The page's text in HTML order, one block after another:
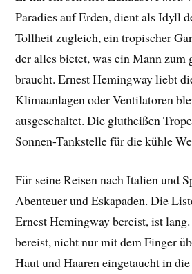
Paradies auf Erden, dient als Idyll
Tollheit zugleich, ein tropischer
der alles bietet, was ein Mann zum
braucht. Ernest Hemingway liebt
Klimaanlagen oder Ventilatoren
ausgeschaltet. Die glutheißen
Sonnen-Tankstelle für die kühle
Für seine Reisen nach Italien und
Abenteuer und Eskapaden. Die
Ernest Hemingway bereist, ist
bereist, nicht nur mit dem Finger
Haut und Haaren eingetaucht in